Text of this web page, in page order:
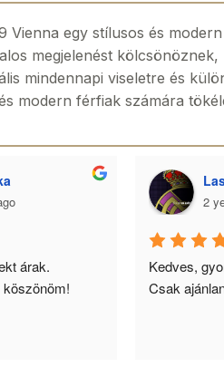
Vienna egy stílusos és
megjelenést
mindennapi viseletre és
modern férfiak számára
árak.
2
Kedves,
Csak